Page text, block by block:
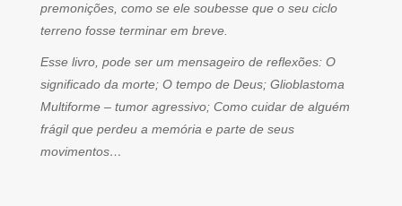
premonições, como se ele soubesse que o seu ciclo
terreno fosse terminar em breve.
Esse livro, pode ser um mensageiro de reflexões: O
significado da morte; O tempo de Deus; Glioblastoma
Multiforme – tumor agressivo; Como cuidar de alguém
frágil que perdeu a memória e parte de seus
movimentos…